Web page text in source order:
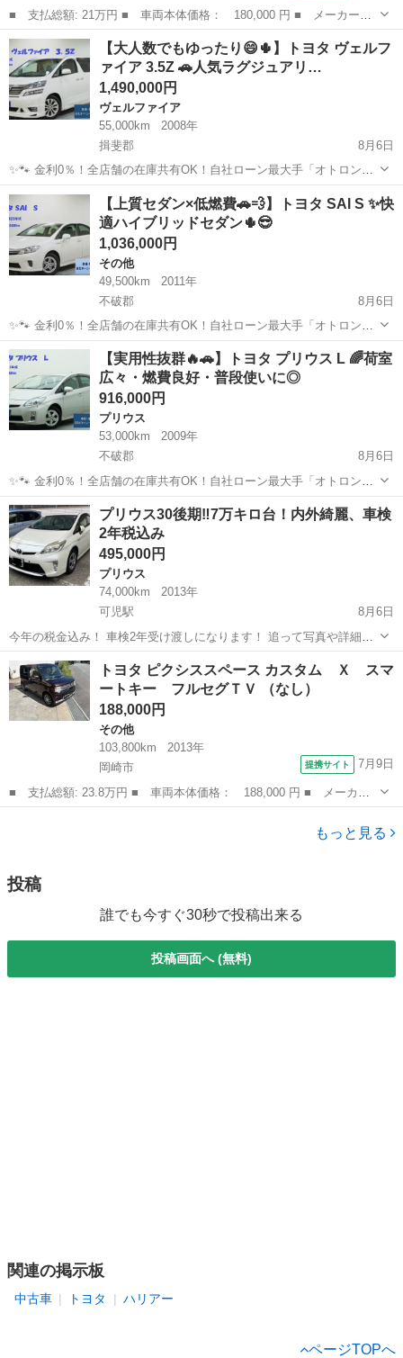
■ 支払総額: 21万円 ■ 車両本体価格： 180,000 円 ■ メーカー
名： トヨタ ■ 車種名： ｂＢ ■ グレード名： Ｓ Ｘバージョ
ン ＥＴＣ ナビ アルミホイール キーレスエントリー 電動格納
ミラー ＡＴ 衝...
岐阜 各務原市 bB
【大人数でもゆったり😄🌵】トヨタ ヴェルフ
ァイア 3.5Z 🚗人気ラグジュアリ…
1,490,000円
ヴェルファイア
55,000km
2008年
揖斐郡
8月6日
✨🐾 金利0％！全店舗の在庫共有OK！自社ローン最大手「オトロン」
🐾✨ こんなお悩みはありませんか？🤔 ✅ 勤続年数が短い ✅ パー
ト・アルバイト勤務 ✅ 派遣社員・自営業 ✅ 専業主婦（主夫） ✅ 自
己破産...
岐阜 揖斐郡 ヴェルファイア 車両
【上質セダン×低燃費🚗💨】トヨタ SAI S ✨快
適ハイブリッドセダン🌵😎
1,036,000円
その他
49,500km
2011年
不破郡
8月6日
✨🐾 金利0％！全店舗の在庫共有OK！自社ローン最大手「オトロン」
🐾✨ こんなお悩みはありませんか？🤔 ✅ 勤続年数が短い ✅ パー
ト・アルバイト勤務 ✅ 派遣社員・自営業 ✅ 専業主婦（主夫） ✅ 自
己破産...
岐阜 不破郡 その他
【実用性抜群🔥🚗】トヨタ プリウス L 🌈荷室
広々・燃費良好・普段使いに◎
916,000円
プリウス
53,000km
2009年
不破郡
8月6日
✨🐾 金利0％！全店舗の在庫共有OK！自社ローン最大手「オトロン」
🐾✨ こんなお悩みはありませんか？🤔 ✅ 勤続年数が短い ✅ パー
ト・アルバイト勤務 ✅ 派遣社員・自営業 ✅ 専業主婦（主夫） ✅ 自
己破産...
岐阜 不破郡 プリウス 車両
プリウス30後期‼︎7万キロ台！内外綺麗、車検
2年税込み
495,000円
プリウス
74,000km
2013年
可児駅
8月6日
今年の税金込み！ 車検2年受け渡しになります！ 追って写真や詳細等
載せなおします。 比較的に距離が若いのと、後期でこの程度の良い価
格は車屋では買えないと思います。宜しくお願いします。 1ヶ所の
み、少し凹みな感じがあります...
岐阜 可児市 可児駅
トヨタ ピクシススペース カスタム Ｘ スマ
ートキー フルセグＴＶ （なし）
188,000円
その他
103,800km
2013年
岡崎市
提携サイト 7月9日
■ 支払総額: 23.8万円 ■ 車両本体価格： 188,000 円 ■ メーカー
名： トヨタ ■ 車種名： ピクシススペース ■ グレード名： カ
スタム Ｘ スマートキー フルセグＴＶ ■ 排気量： 660cc ■ ド
もっと見る
投稿
誰でも今すぐ30秒で投稿出来る
投稿画面へ (無料)
関連の掲示板
中古車 トヨタ ハリアー
ページTOPへ